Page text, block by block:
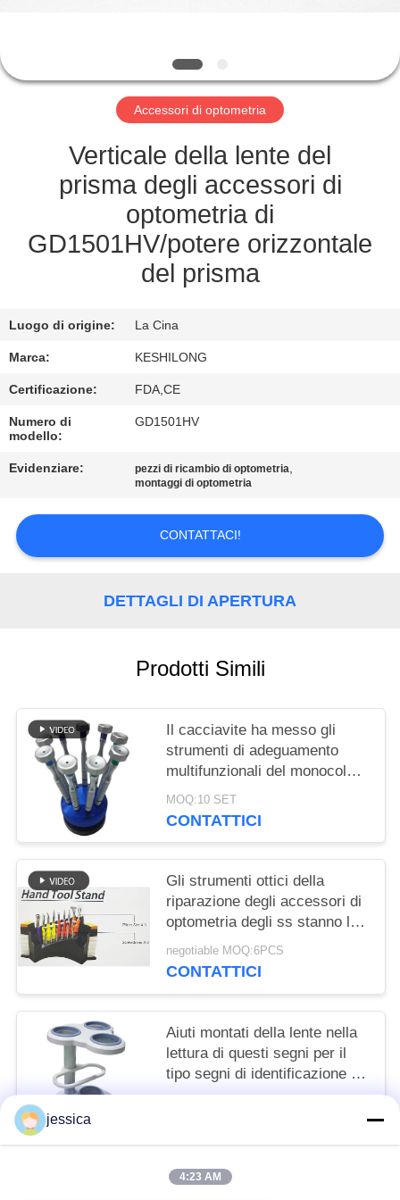
CONTROLLO
DI
CONTATTICI
RICHIEDA
MAPPA
DEL
PRIVACY
Accessori di optometria
Verticale della lente del
prisma degli accessori di
optometria di
GD1501HV/potere orizzontale
del prisma
Luogo di origine: La Cina
Marca: KESHILONG
Certificazione: FDA,CE
Numero di
modello:
GD1501HV
Evidenziare: pezzi di ricambio di optometria,
montaggi di optometria
CONTATTACI!
DETTAGLI DI APERTURA
Prodotti Simili
Il cacciavite ha messo gli
strumenti di adeguamento
multifunzionali del monocolo
degli accessori di optometria
MOQ:10 SET
CONTATTICI
Gli strumenti ottici della
riparazione degli accessori di
optometria degli ss stanno le
pinze 9PCS e 6 cacciaviti
negotiable MOQ:6PCS
CONTATTICI
Aiuti montati della lente nella
lettura di questi segni per il
tipo segni di identificazione e
lampadine aggiunte della lente
jessica
4:23 AM